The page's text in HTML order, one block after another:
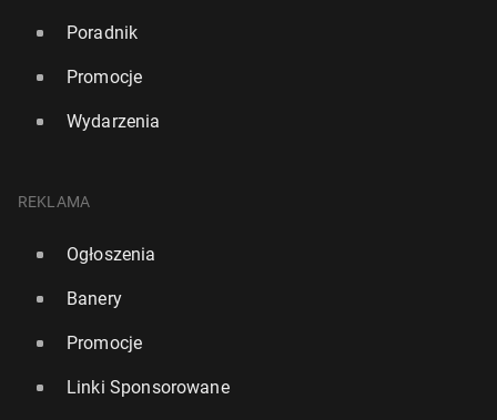
Poradnik
Promocje
Wydarzenia
REKLAMA
Ogłoszenia
Banery
Promocje
Linki Sponsorowane